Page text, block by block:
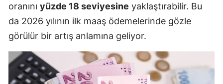
Van
Zonguldak
Aksaray
oranını yüzde 18 seviyesine yaklaştırabilir. Bu
da 2026 yılının ilk maaş ödemelerinde gözle
görülür bir artış anlamına geliyor.